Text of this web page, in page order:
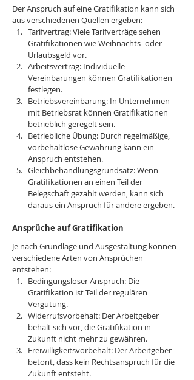
Der Anspruch auf eine Gratifikation kann sich
aus verschiedenen Quellen ergeben:
Tarifvertrag: Viele Tarifverträge sehen
Gratifikationen wie Weihnachts- oder
Urlaubsgeld vor.
Arbeitsvertrag: Individuelle
Vereinbarungen können Gratifikationen
festlegen.
Betriebsvereinbarung: In Unternehmen
mit Betriebsrat können Gratifikationen
betrieblich geregelt sein.
Betriebliche Übung: Durch regelmäßige,
vorbehaltlose Gewährung kann ein
Anspruch entstehen.
Gleichbehandlungsgrundsatz: Wenn
Gratifikationen an einen Teil der
Belegschaft gezahlt werden, kann sich
daraus ein Anspruch für andere ergeben.
Ansprüche auf Gratifikation
Je nach Grundlage und Ausgestaltung können
verschiedene Arten von Ansprüchen
entstehen:
Bedingungsloser Anspruch: Die
Gratifikation ist Teil der regulären
Vergütung.
Widerrufsvorbehalt: Der Arbeitgeber
behält sich vor, die Gratifikation in
Zukunft nicht mehr zu gewähren.
Freiwilligkeitsvorbehalt: Der Arbeitgeber
betont, dass kein Rechtsanspruch für die
Zukunft entsteht.